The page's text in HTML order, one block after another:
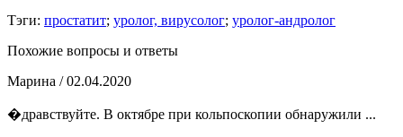
Тэги: простатит; уролог, вирусолог; уролог-андролог
Похожие вопросы и ответы
Марина / 02.04.2020
�дравствуйте. В октябре при кольпоскопии обнаружили ...